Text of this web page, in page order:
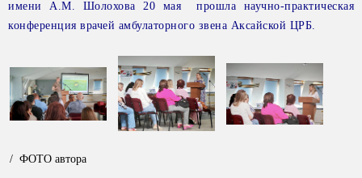
имени А.М. Шолохова 20 мая прошла научно-практическая
конференция врачей амбулаторного звена Аксайской ЦРБ.
/ ФОТО автора